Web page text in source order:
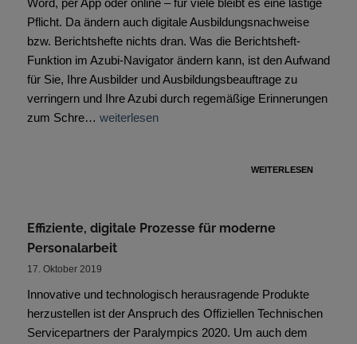
Word, per App oder online – für viele bleibt es eine lästige
Pflicht. Da ändern auch digitale Ausbildungsnachweise
bzw. Berichtshefte nichts dran. Was die Berichtsheft-
Funktion im Azubi-Navigator ändern kann, ist den Aufwand
für Sie, Ihre Ausbilder und Ausbildungsbeauftrage zu
verringern und Ihre Azubi durch regemäßige Erinnerungen
zum Schre… weiterlesen
WEITERLESEN
Effiziente, digitale Prozesse für moderne
Personalarbeit
17. Oktober 2019
Innovative und technologisch herausragende Produkte
herzustellen ist der Anspruch des Offiziellen Technischen
Servicepartners der Paralympics 2020. Um auch dem